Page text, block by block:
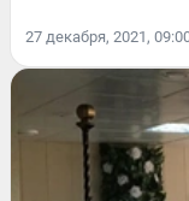
27 декабря, 2021,